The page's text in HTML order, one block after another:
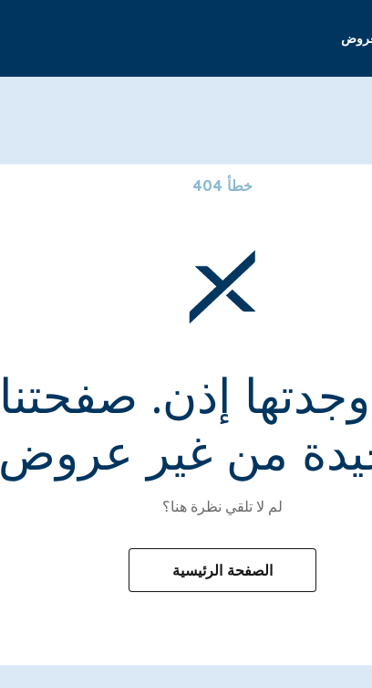
خطأ 404
إذن. صفحتنا
من غير عروض
لم لا تلقي نظرة هنا؟
الصفحة الرئيسية